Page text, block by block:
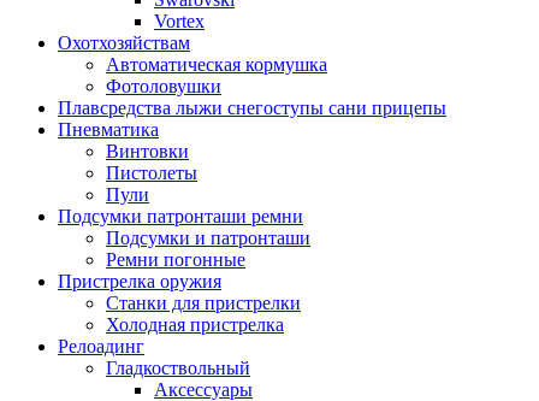
Vortex
Охотхозяйствам
Автоматическая кормушка
Фотоловушки
Плавсредства лыжи снегоступы сани прицепы
Пневматика
Винтовки
Пистолеты
Пули
Подсумки патронташи ремни
Подсумки и патронташи
Ремни погонные
Пристрелка оружия
Станки для пристрелки
Холодная пристрелка
Релоадинг
Гладкоствольный
Аксессуары